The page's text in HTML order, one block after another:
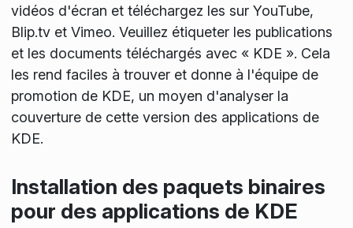
vidéos d'écran et téléchargez les sur YouTube,
Blip.tv et Vimeo. Veuillez étiqueter les publications
et les documents téléchargés avec « KDE ». Cela
les rend faciles à trouver et donne à l'équipe de
promotion de KDE, un moyen d'analyser la
couverture de cette version des applications de
KDE.
Installation des paquets binaires
pour des applications de KDE